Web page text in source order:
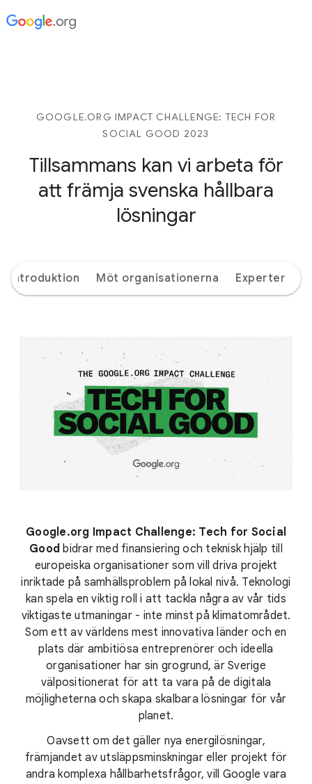
GOOGLE.ORG IMPACT CHALLENGE: TECH FOR
SOCIAL GOOD 2023
Tillsammans kan vi arbeta för
att främja svenska hållbara
lösningar
Introduktion Möt organisationerna Experter
Google.org Impact Challenge: Tech for Social
Good bidrar med finansiering och teknisk hjälp till
europeiska organisationer som vill driva projekt
inriktade på samhällsproblem på lokal nivå. Teknologi
kan spela en viktig roll i att tackla några av vår tids
viktigaste utmaningar - inte minst på klimatområdet.
Som ett av världens mest innovativa länder och en
plats där ambitiösa entreprenörer och ideella
organisationer har sin grogrund, är Sverige
välpositionerat för att ta vara på de digitala
möjligheterna och skapa skalbara lösningar för vår
planet.
Oavsett om det gäller nya energilösningar,
främjandet av utsläppsminskningar eller projekt för
andra komplexa hållbarhetsfrågor, vill Google vara